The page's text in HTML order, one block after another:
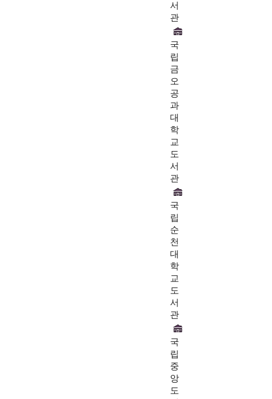
서
관
국
립
금
오
공
과
대
학
교
도
서
관
국
립
순
천
대
학
교
도
서
관
국
립
중
앙
도